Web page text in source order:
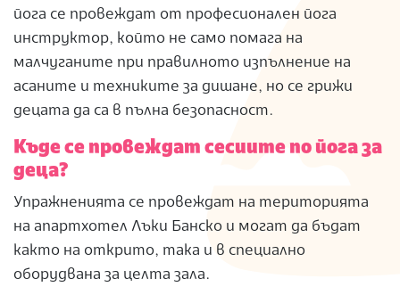
йога се провеждат от професионален йога
инструктор, който не само помага на
малчуганите при правилното изпълнение на
асаните и техниките за дишане, но се грижи
децата да са в пълна безопасност.
Къде се провеждат сесиите по йога за
деца?
Упражненията се провеждат на територията
на апартхотел Лъки Банско и могат да бъдат
както на открито, така и в специално
оборудвана за целта зала.